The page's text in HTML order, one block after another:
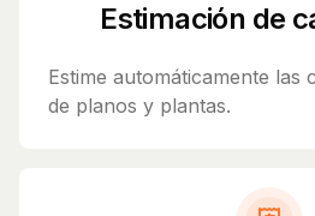
Estimación de
Estime automáticamente las
de planos y plantas.